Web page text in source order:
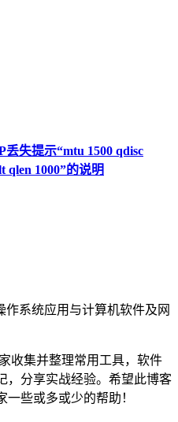
丢失提示“mtu 1500 qdisc
qlen 1000”的说明
系统应用与计算机软件及网
收集并整理常用工具，软件
，分享实战经验。希望此博客
些或多或少的帮助！